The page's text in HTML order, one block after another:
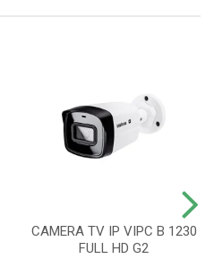
CAMERA TV IP VIPC B 1230
FULL HD G2